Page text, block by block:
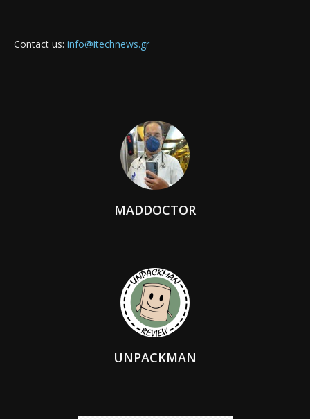
Contact us: info@itechnews.gr
MADDOCTOR
UNPACKMAN